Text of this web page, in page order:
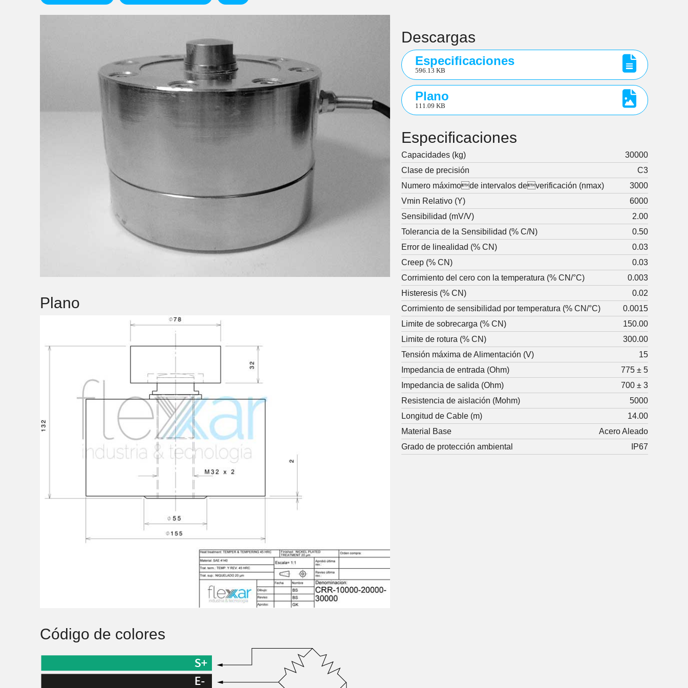
Plano
Código de colores
Descargas
Especificaciones
596.13 KB
Plano
111.09 KB
Especificaciones
Capacidades (kg)
30000
Clase de precisión
C3
Numero máximode intervalos deverificación (nmax)
3000
Vmin Relativo (Y)
6000
Sensibilidad (mV/V)
2.00
Tolerancia de la Sensibilidad (% C/N)
0.50
Error de linealidad (% CN)
0.03
Creep (% CN)
0.03
Corrimiento del cero con la temperatura (% CN/°C)
0.003
Histeresis (% CN)
0.02
Corrimiento de sensibilidad por temperatura (% CN/°C)
0.0015
Limite de sobrecarga (% CN)
150.00
Limite de rotura (% CN)
300.00
Tensión máxima de Alimentación (V)
15
Impedancia de entrada (Ohm)
775 ± 5
Impedancia de salida (Ohm)
700 ± 3
Resistencia de aislación (Mohm)
5000
Longitud de Cable (m)
14.00
Material Base
Acero Aleado
Grado de protección ambiental
IP67